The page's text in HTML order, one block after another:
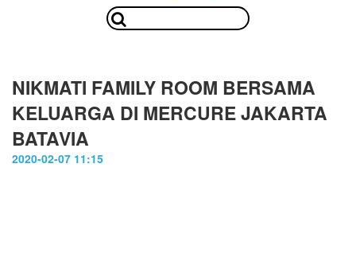
NIKMATI FAMILY ROOM BERSAMA
KELUARGA DI MERCURE JAKARTA
BATAVIA
2020-02-07 11:15